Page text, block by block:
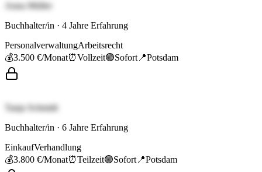
Anna Müller
Buchhalter/in · 4 Jahre Erfahrung
PersonalverwaltungArbeitsrecht
💰3.500 €/Monat⏰Vollzeit🟢Sofort 📍Potsdam
Tanja Schmidt
Buchhalter/in · 6 Jahre Erfahrung
EinkaufVerhandlung
💰3.800 €/Monat⏰Teilzeit🟢Sofort 📍Potsdam